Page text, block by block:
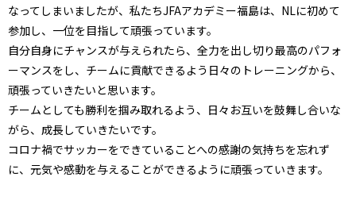
なってしまいましたが、私たちJFAアカデミー福島は、NLに初めて
参加し、一位を目指して頑張っています。
自分自身にチャンスが与えられたら、全力を出し切り最高のパフォ
ーマンスをし、チームに貢献できるよう日々のトレーニングから、
頑張っていきたいと思います。
チームとしても勝利を掴み取れるよう、日々お互いを鼓舞し合いな
がら、成長していきたいです。
コロナ禍でサッカーをできていることへの感謝の気持ちを忘れず
に、元気や感動を与えることができるように頑張っていきます。